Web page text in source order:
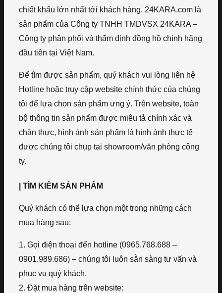
chiết khấu lớn nhất tới khách hàng. 24KARA.com là
sản phẩm của Công ty TNHH TMDVSX 24KARA –
Công ty phân phối và thẩm định đồng hồ chính hãng
đầu tiên tại Việt Nam.
Để tìm được sản phẩm, quý khách vui lòng liên hệ
Hotline hoặc truy cập website chính thức của chúng
tôi để lựa chọn sản phẩm ưng ý. Trên website, toàn
bộ thông tin sản phẩm được miêu tả chính xác và
chân thực, hình ảnh sản phẩm là hình ảnh thực tế
được chúng tôi chụp tại showroom/văn phòng công
ty.
| TÌM KIẾM SẢN PHẨM
Quý khách có thể lựa chọn một trong những cách
mua hàng sau:
1. Gọi điện thoại đến hotline (0965.768.688 –
0901.989.686) – chúng tôi luôn sẵn sàng tư vấn và
phục vụ quý khách.
2. Đặt mua hàng trên website: